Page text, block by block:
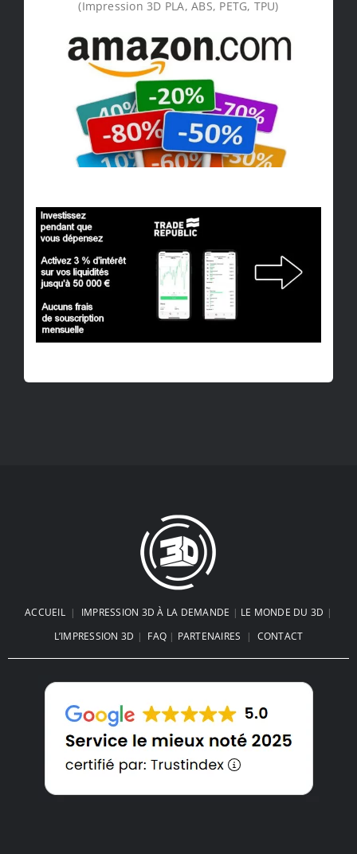
(Impression 3D PLA, ABS, PETG, TPU)
ACCUEIL| IMPRESSION 3D À LA DEMANDE | LE MONDE DU 3D |
L’IMPRESSION 3D | FAQ | PARTENAIRES | CONTACT